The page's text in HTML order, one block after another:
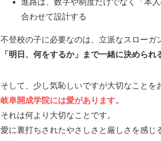
進路は、数字や制度だけでなく「本
合わせて設計する
不登校の子に必要なのは、立派なスローガ
「明日、何をするか」まで一緒に決められ
そして、少し気恥しいですが大切なことを
岐阜開成学院には愛があります。
それは何より大切なことです。
愛に裏打ちされたやさしさと厳しさを感じ